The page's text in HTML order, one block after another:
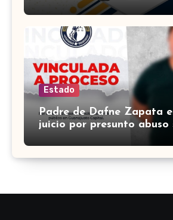
para este nuevo semestre
Estado
Padre de Dafne Zapata
juicio por presunto abuso